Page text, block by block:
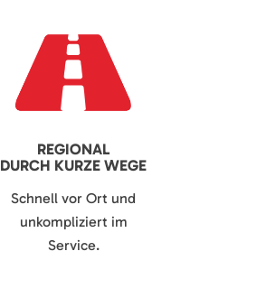
REGIONAL
DURCH KURZE WEGE
Schnell vor Ort und
unkompliziert im
Service.